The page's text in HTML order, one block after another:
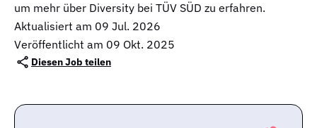
um mehr über Diversity bei TÜV SÜD zu erfahren.
Aktualisiert am 09 Jul. 2026
Veröffentlicht am 09 Okt. 2025
Diesen Job teilen